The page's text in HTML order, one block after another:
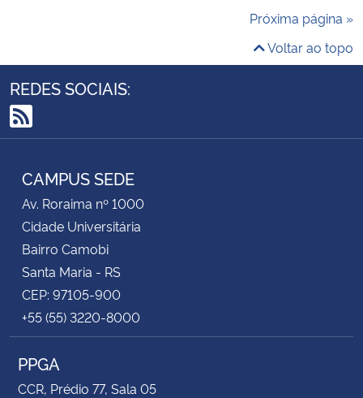
Próxima página »
Voltar ao topo
REDES SOCIAIS:
RSS
CAMPUS SEDE
Av. Roraima nº 1000
Cidade Universitária
Bairro Camobi
Santa Maria - RS
CEP: 97105-900
+55 (55) 3220-8000
PPGA
CCR, Prédio 77, Sala 05